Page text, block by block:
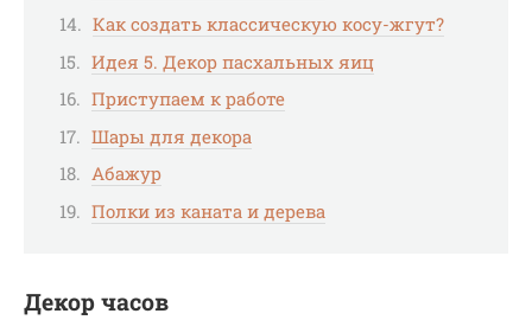
Как создать классическую косу-жгут?
Идея 5. Декор пасхальных яиц
Приступаем к работе
Шары для декора
Абажур
Полки из каната и дерева
Декор часов